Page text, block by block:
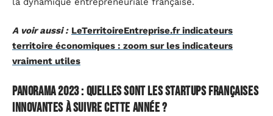
A voir aussi : LeTerritoireEntreprise.fr indicateurs
territoire économiques : zoom sur les indicateurs
vraiment utiles
Panorama 2023 : quelles sont les startups françaises
innovantes à suivre cette année ?